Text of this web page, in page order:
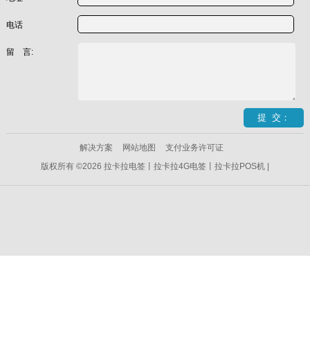
电话
留 言:
解决方案 网站地图
支付业务许可证
版权所有 ©2026 拉卡拉电签丨拉卡拉4G电签丨拉卡拉POS机 |